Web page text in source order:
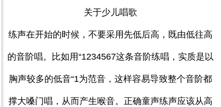
关于少儿唱歌
练声在开始的时候，不要采用先低后高，既由低往高
的音阶唱。比如用“1234567这条音阶练唱，实质是以
胸声较多的低音“1为范音，这样容易导致整个音阶都
撑大嗓门唱，从而产生喉音。正确童声练声应该从高